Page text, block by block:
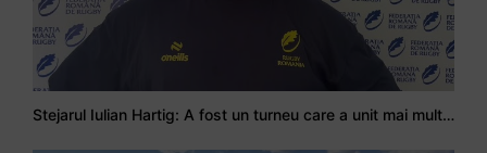
Stejarul Iulian Hartig: A fost un turneu care a unit mai mult echipa